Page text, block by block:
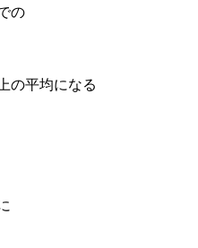
の
の平均になる